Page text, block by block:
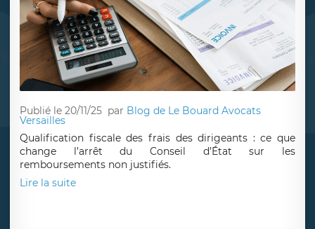
Publié le 20/11/25 par Blog de Le Bouard Avocats
Versailles
Qualification fiscale des frais des dirigeants : ce que
change l’arrêt du Conseil d’État sur les
remboursements non justifiés.
Lire la suite